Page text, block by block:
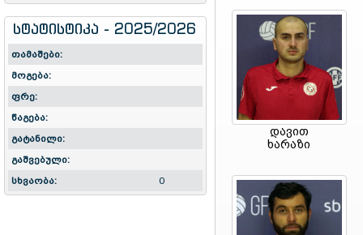
სტატისტიკა - 2025/2026
თამაშები:
მოგება:
ფრე:
წაგება:
გატანილი:
გაშვებული:
სხვაობა:
0
დავით
ხარაზი